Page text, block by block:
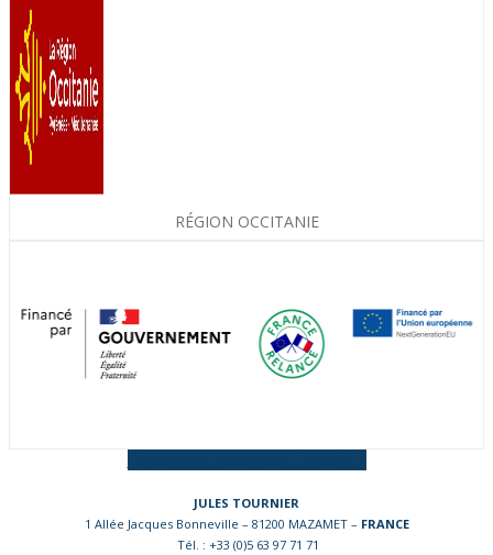
RÉGION OCCITANIE
JULES TOURNIER
1 Allée Jacques Bonneville – 81200 MAZAMET – FRANCE
Tél. : +33 (0)5 63 97 71 71